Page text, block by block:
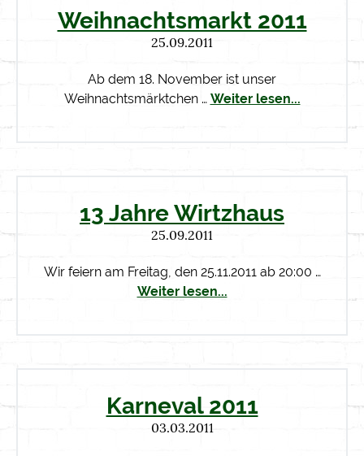
Weihnachtsmarkt 2011
25.09.2011
Ab dem 18. November ist unser
Weihnachtsmärktchen … Weiter lesen...
13 Jahre Wirtzhaus
25.09.2011
Wir feiern am Freitag, den 25.11.2011 ab 20:00 …
Weiter lesen...
Karneval 2011
03.03.2011